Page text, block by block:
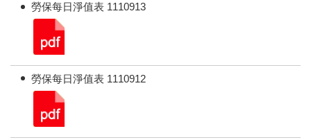
勞保每日淨值表 1110913
勞保每日淨值表 1110912